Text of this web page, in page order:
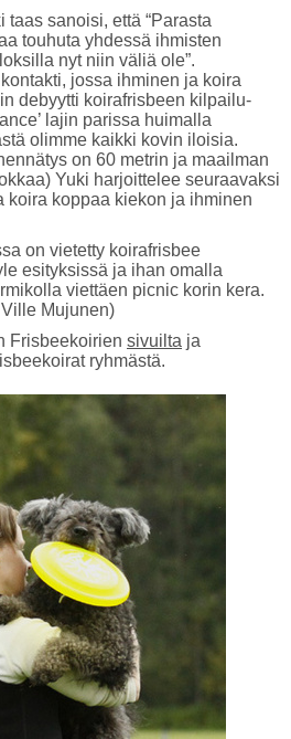
taas sanoisi, että “Parasta
touhuta yhdessä ihmisten
nyt niin väliä ole”.
jossa ihminen ja koira
debyytti koirafrisbeen kilpailu-
lajin parissa huimalla
olimme kaikki kovin iloisia.
on 60 metrin ja maailman
Yuki harjoittelee seuraavaksi
koira koppaa kiekon ja ihminen
on vietetty koirafrisbee
esityksissä ja ihan omalla
viettäen picnic korin kera.
Mujunen)
Frisbeekoirien sivuilta ja
ryhmästä.